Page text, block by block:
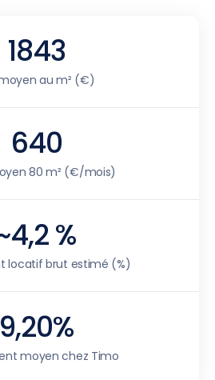
1843
au m² (€)
640
80 m² (€/mois)
%
locatif brut estimé (%)
9,20%
moyen chez Timo